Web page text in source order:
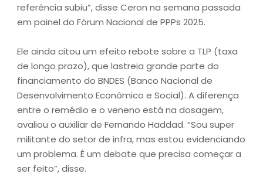
referência subiu”, disse Ceron na semana passada
em painel do Fórum Nacional de PPPs 2025.
Ele ainda citou um efeito rebote sobre a TLP (taxa
de longo prazo), que lastreia grande parte do
financiamento do BNDES (Banco Nacional de
Desenvolvimento Econômico e Social). A diferença
entre o remédio e o veneno está na dosagem,
avaliou o auxiliar de Fernando Haddad. “Sou super
militante do setor de infra, mas estou evidenciando
um problema. É um debate que precisa começar a
ser feito”, disse.